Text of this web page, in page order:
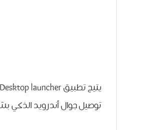
يتيح ﺗﻄﺒﻴﻖ Flow Desktop launcher لمستخدمي نظام الأندرويد الإصدار العاشر
ﺗﻮﺻﻴﻞ ﺟﻮﺍﻝ ﺃﻧﺪﺭﻭﻳﺪ ﺍﻟﺬﻛﻲ